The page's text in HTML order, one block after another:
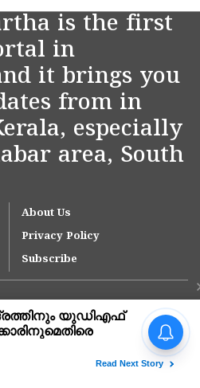
is the first
in
it brings you
from in
especially
area, South
About Us
Privacy Policy
Subscribe
'ഇന്ത്യയിലെ ഏറ്റവും വലിയ
മൂന്ന് ആശുപത്രി
ആസ്റ്റർ ഡിഎം ക്വാളിറ്റി